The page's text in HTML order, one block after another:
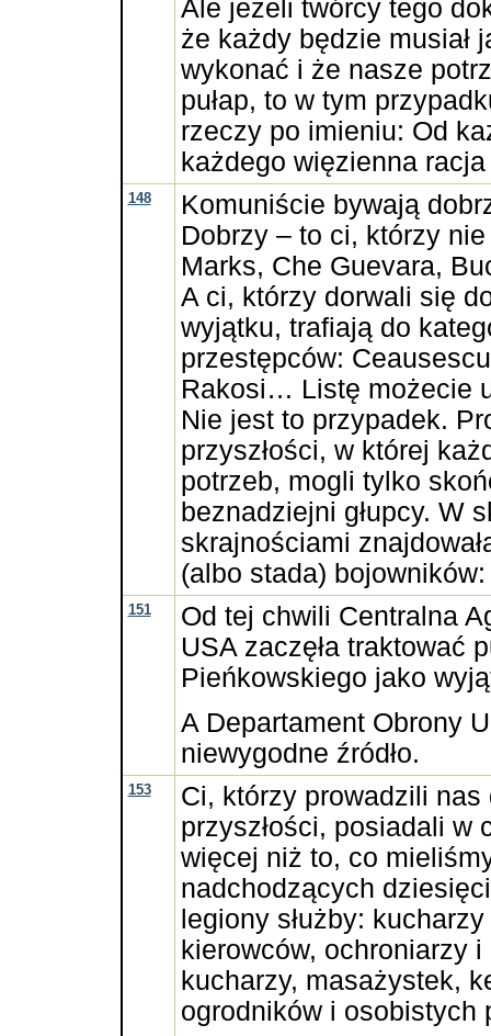
Ale jeżeli twórcy tego
że każdy będzie musiał
wykonać i że nasze
pułap, to w tym
rzeczy po imieniu: Od
każdego więzienna
148
Komuniście bywają
Dobrzy – to ci, którzy
Marks, Che Guevara,
A ci, którzy dorwali się
wyjątku, trafiają do
przestępców:
Rakosi… Listę możecie
Nie jest to przypadek.
przyszłości, w której
potrzeb, mogli tylko
beznadziejni głupcy. W
skrajnościami
(albo stada) bojowników:
151
Od tej chwili Centralna
USA zaczęła traktować
Pieńkowskiego jako
A Departament Obrony
niewygodne źródło.
153
Ci, którzy prowadzili nas
przyszłości, posiadali w
więcej niż to, co
nadchodzących
legiony służby:
kierowców, ochroniarzy
kucharzy, masażystek,
ogrodników i osobistych